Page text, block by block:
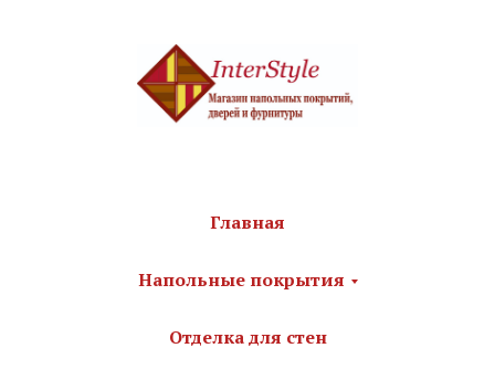
Главная
Напольные покрытия
Отделка для стен